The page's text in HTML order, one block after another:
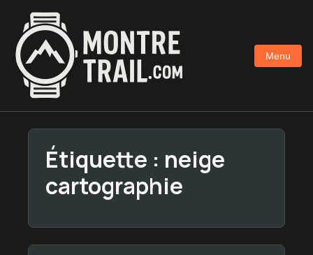
contenu
principal
Menu
Étiquette : neige
cartographie